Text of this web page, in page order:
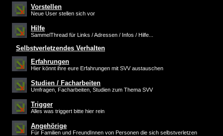
Vorstellen
Neue User stellen sich vor
Hilfe
SammelThread für Links / Adressen / Infos / Hilfe...
Selbstverletzendes Verhalten
Erfahrungen
Hier könnt ihre eure Erfahrungen mit SVV austauschen
Studien / Facharbeiten
Umfragen, Facharbeiten, Studien zum Thema SVV
Trigger
Alles was triggert bitte hier rein
Angehörige
Für Familien und FreundInnen von Personen die sich selbstverletzen